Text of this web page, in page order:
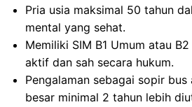
Pria usia maksimal 50 tahun
mental yang sehat.
Memiliki SIM B1 Umum atau
aktif dan sah secara hukum.
Pengalaman sebagai sopir
besar minimal 2 tahun lebih